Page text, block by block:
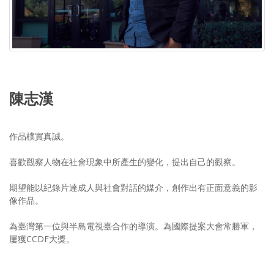
陳志漢
作品樸實真誠。
喜歡觀察人物在社會現象中所產生的變化，提出自己的觀察。
期望能以紀錄片達成人與社會對話的媒介，創作出有正面意義的影
像作品。
為臺灣第一位與半島電視臺合作的導演。為國際提案大會常勝軍，
屢獲CCDF大獎。